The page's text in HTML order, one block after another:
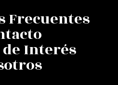
Frecuentes
de Interés